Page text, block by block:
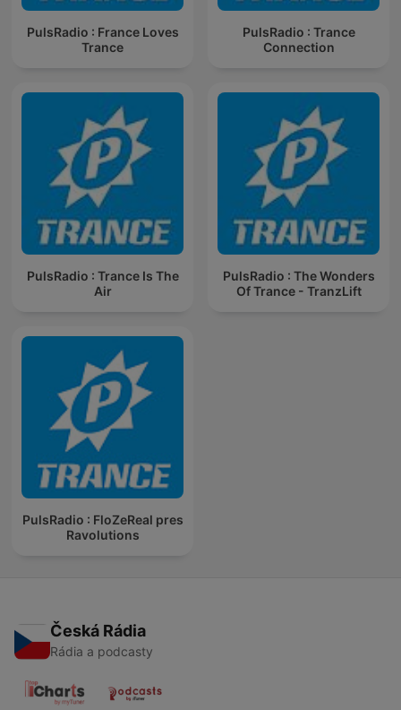
PulsRadio : France Loves
Trance
PulsRadio : Trance
Connection
PulsRadio : Trance Is The
Air
PulsRadio : The Wonders
Of Trance - TranzLift
PulsRadio : FloZeReal pres
Ravolutions
Česká Rádia
Rádia a podcasty